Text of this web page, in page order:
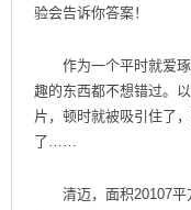
验会告诉你答案！
作为一个平时就爱琢
趣的东西都不想错过。
片，顿时就被吸引住了
了……
清迈，面积20107平